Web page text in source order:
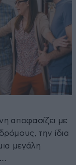
αποφασίζει με
την ίδια
μεγάλη